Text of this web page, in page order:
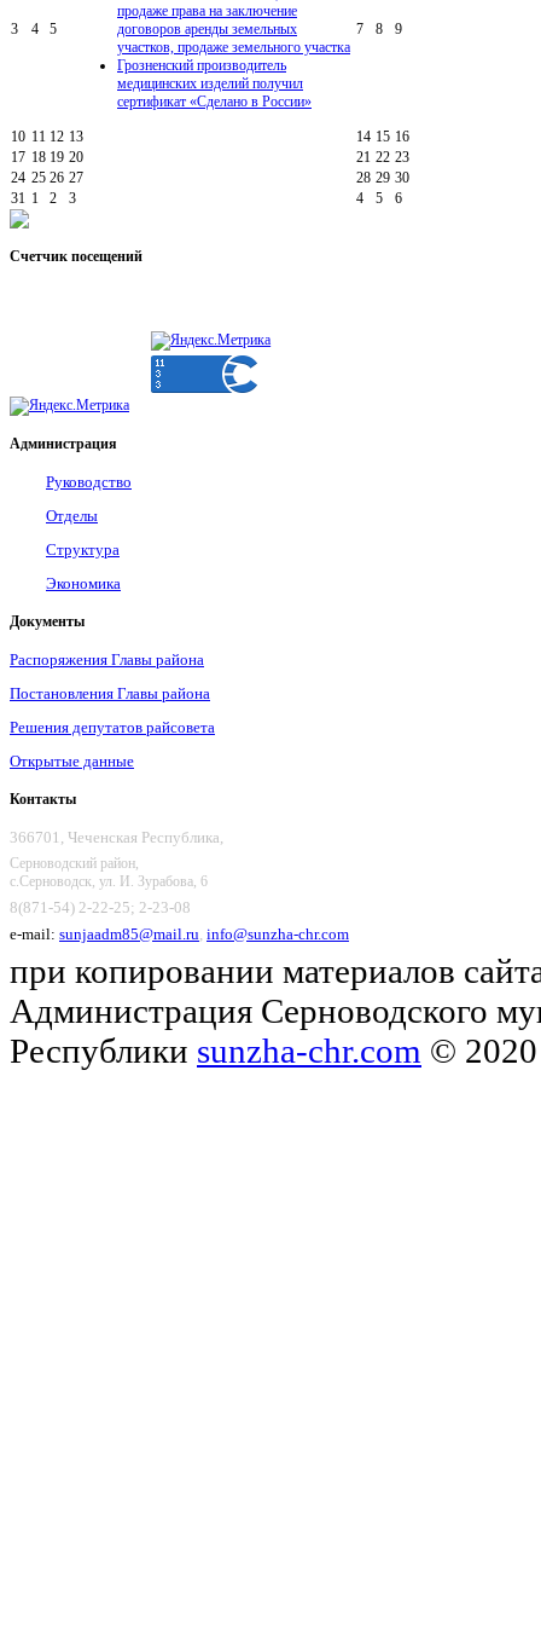
3 4 5
продаже права на заключение
договоров аренды земельных
участков, продаже земельного участка
Грозненский производитель
медицинских изделий получил
сертификат «Сделано в России»
7 8 9
10 11 12 13 14 15 16
17 18 19 20 21 22 23
24 25 26 27 28 29 30
31 1 2 3 4 5 6
Счетчик посещений
Администрация
Руководство
Отделы
Структура
Экономика
Документы
Распоряжения Главы района
Постановления Главы района
Решения депутатов райсовета
Открытые данные
Контакты
366701, Чеченская Республика,
Серноводский район,
с.Серноводск, ул. И. Зурабова, 6
8(871-54) 2-22-25; 2-23-08
e-mail: sunjaadm85@mail.ru, info@sunzha-chr.com
при копировании материалов
Администрация Серноводского
Республики sunzha-chr.com © 2020